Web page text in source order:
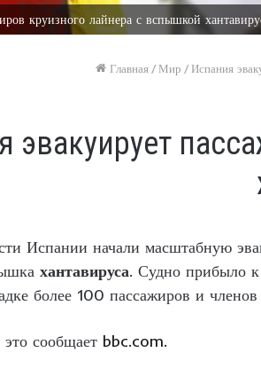
круизного лайнера с вспышкой
Главная /Мир /Испания
эвакуирует
Испании начали масштабную
хантавируса. Судно прибыло к
более 100 пассажиров и
сообщает bbc.com.